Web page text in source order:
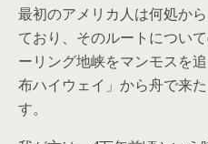
最初のアメリカ人は何処か
ており、そのルートについ
ーリング地峡をマンモスを
布ハイウェイ」から舟で来
す。